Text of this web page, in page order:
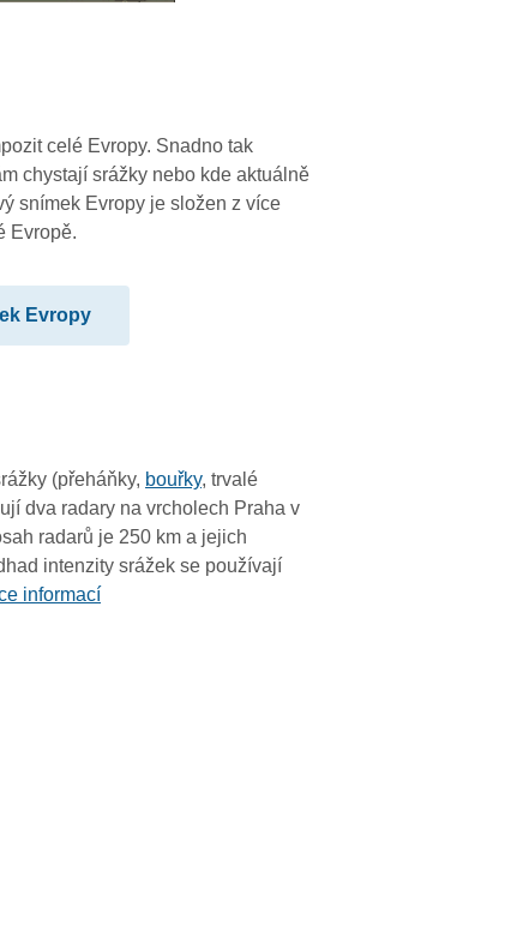
09:30
09:20
09:10
07:30
07:20
07:10
07:00
celé Evropy. Snadno tak
chystají srážky nebo kde aktuálně
snímek Evropy je složen z více
Evropě.
Evropy
(přeháňky, bouřky, trvalé
dva radary na vrcholech Praha v
radarů je 250 km a jejich
intenzity srážek se používají
informací